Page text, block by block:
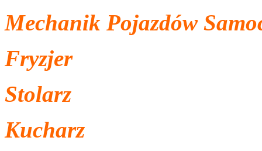
Mechanik Pojazdów
Fryzjer
Stolarz
Kucharz